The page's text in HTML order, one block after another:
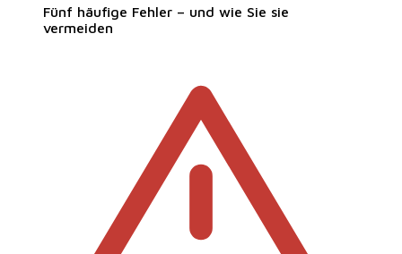
Fünf häufige Fehler – und wie Sie sie
vermeiden